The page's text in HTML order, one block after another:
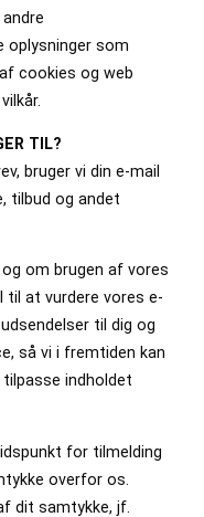
oplysninger som
cookies og web
TIL?
bruger vi din e-mail
tilbud og andet
og om brugen af vores
til at vurdere vores e-
til dig og
så vi i fremtiden kan
indholdet
for tilmelding
overfor os.
dit samtykke, jf.